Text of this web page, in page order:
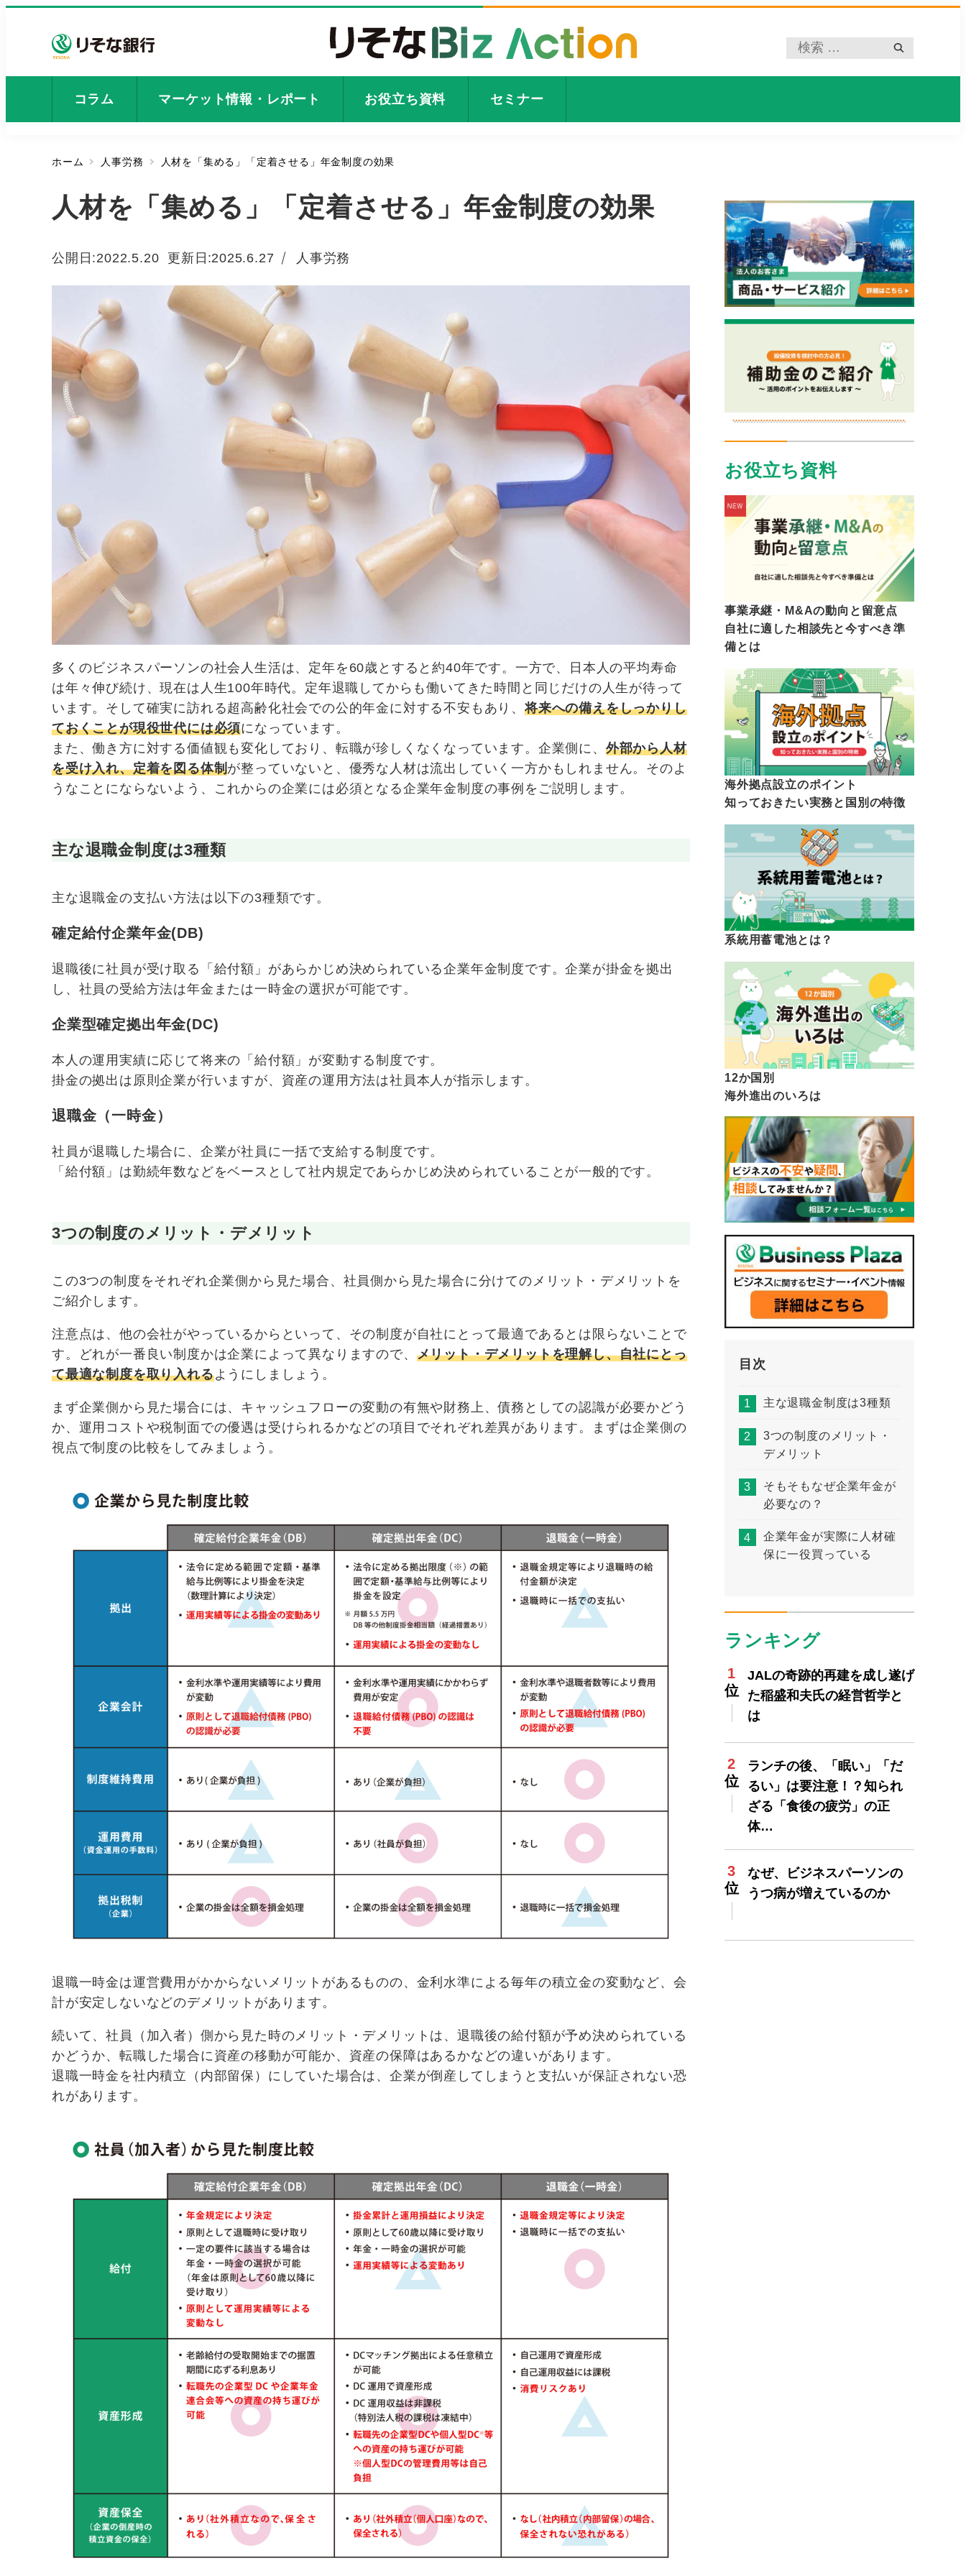
コ
プ
ホ
コラム マーケット情報・レポート お役立ち資料 セミナー
ホーム 人事労務 人材を「集める」「定着させる」年金制度の効果
人材を「集める」「定着させる」年金制度の効果
公開日:
投稿日
2022.5.20 更新日 2025.6.27 カテゴリー
人事労務
多くのビジネスパーソンの社会人生活は、定年を60歳とすると約40年です。一方で、日本人の平均寿命
は年々伸び続け、現在は人生100年時代。定年退職してからも働いてきた時間と同じだけの人生が待って
います。そして確実に訪れる超高齢化社会での公的年金に対する不安もあり、 将来への備えをしっかりし
ておくことが現役世代には必須になっています。
また、働き方に対する価値観も変化しており、転職が珍しくなくなっています。企業側に、 外部から人材
を受け入れ、定着を図る体制が整っていないと、優秀な人材は流出していく一方かもしれません。そのよ
うなことにならないよう、これからの企業には必須となる企業年金制度の事例をご説明します。
主な退職金制度は3種類
主な退職金の支払い方法は以下の3種類です。
確定給付企業年金(DB)
退職後に社員が受け取る「給付額」があらかじめ決められている企業年金制度です。企業が掛金を拠出
し、社員の受給方法は年金または一時金の選択が可能です。
企業型確定拠出年金(DC)
本人の運用実績に応じて将来の「給付額」が変動する制度です。
掛金の拠出は原則企業が行いますが、資産の運用方法は社員本人が指示します。
退職金（一時金）
社員が退職した場合に、企業が社員に一括で支給する制度です。
「給付額」は勤続年数などをベースとして社内規定であらかじめ決められていることが一般的です。
3つの制度のメリット・デメリット
この3つの制度をそれぞれ企業側から見た場合、社員側から見た場合に分けてのメリット・デメリットを
ご紹介します。
注意点は、他の会社がやっているからといって、その制度が自社にとって最適であるとは限らないことで
す。どれが一番良い制度かは企業によって異なりますので、 メリット・デメリットを理解し、自社にとっ
て最適な制度を取り入れるようにしましょう。
まず企業側から見た場合には、キャッシュフローの変動の有無や財務上、債務としての認識が必要かどう
か、運用コストや税制面での優遇は受けられるかなどの項目でそれぞれ差異があります。まずは企業側の
視点で制度の比較をしてみましょう。
退職一時金は運営費用がかからないメリットがあるものの、金利水準による毎年の積立金の変動など、会
計が安定しないなどのデメリットがあります。
続いて、社員（加入者）側から見た時のメリット・デメリットは、退職後の給付額が予め決められている
かどうか、転職した場合に資産の移動が可能か、資産の保障はあるかなどの違いがあります。
退職一時金を社内積立（内部留保）にしていた場合は、企業が倒産してしまうと支払いが保証されない恐
れがあります。
お役立ち資料
事業承継・M&Aの動向と留意点
自社に適した相談先と今すべき準
備とは
海外拠点設立のポイント
知っておきたい実務と国別の特徴
系統用蓄電池とは？
12か国別
海外進出のいろは
目次
主な退職金制度は3種類
3つの制度のメリット・
デメリット
そもそもなぜ企業年金が
必要なの？
企業年金が実際に人材確
保に一役買っている
ランキング
JALの奇跡的再建を成し遂げ
た稲盛和夫氏の経営哲学と
は
ランチの後、「眠い」「だ
るい」は要注意！？知られ
ざる「食後の疲労」の正
体…
なぜ、ビジネスパーソンの
うつ病が増えているのか